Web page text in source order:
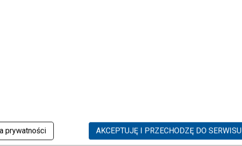
prywatności AKCEPTUJĘ I PRZECHODZĘ DO SERWISU